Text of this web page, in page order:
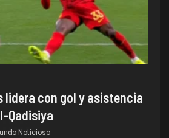
lidera con gol y asistencia
Qadisiya
Noticioso